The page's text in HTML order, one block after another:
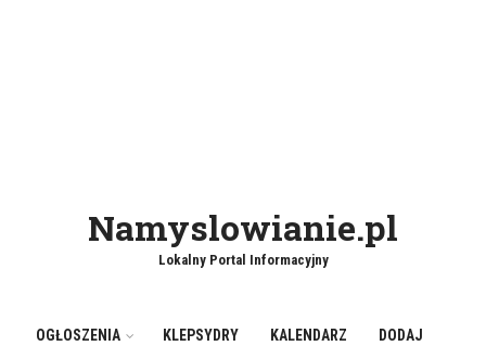
Namyslowianie.pl
Lokalny Portal Informacyjny
OGŁOSZENIA KLEPSYDRY KALENDARZ DODAJ